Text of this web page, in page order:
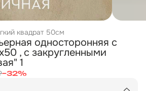
квадрат 50см
вывески ›
односторонняя с
, с закругленными
1
−32%